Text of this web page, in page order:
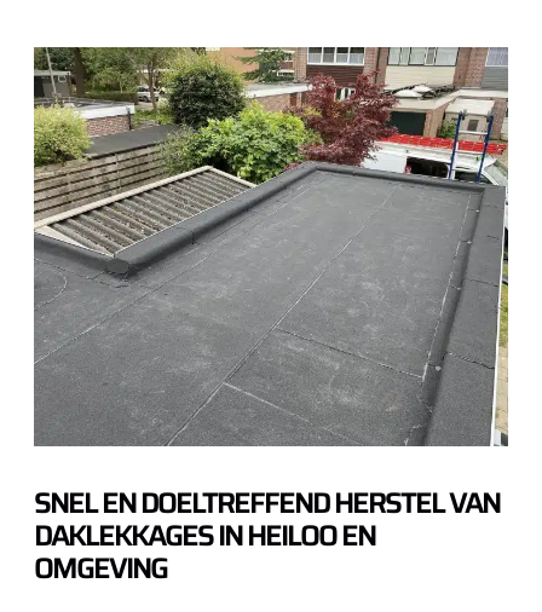
SNEL EN DOELTREFFEND HERSTEL VAN
DAKLEKKAGES IN HEILOO EN
OMGEVING